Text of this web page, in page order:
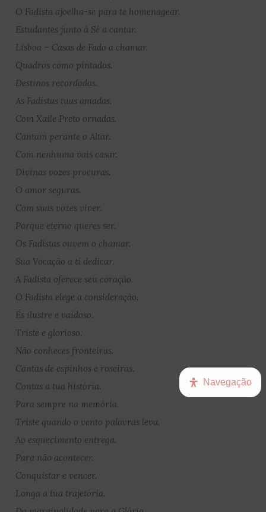
O Fadista ajoelha-se para te homenagear.
Estudantes junto à Sé a cantar.
Lisboa – Casas de Fado a chamar.
Quadros como pintados.
Destinos recordados.
As Fadistas tuas amadas.
Com Xaile Preto ornadas.
Cantam perante o Altar.
Com nenhuma vais casar.
Divinas vozes procuras.
O amor seguras.
Com suas vozes viver.
Porque eterno queres ser.
Os Fadistas ouvem o chamar.
Sua Vocação a ti dedicar.
A Fadista oferece seu coração.
O Fadista elege a consideração.
És ilustre e vaidoso.
Triste e glorioso.
Não conheces fronteiras.
Cantas de espinhos e roseiras.
Contas a tua história.
Para sempre na memória.
Triste quando o vento palavras leva.
Ao esquecimento entrega.
Para não acontecer.
Conquistar e vencer.
Longa a tua trajetória.
Navegação